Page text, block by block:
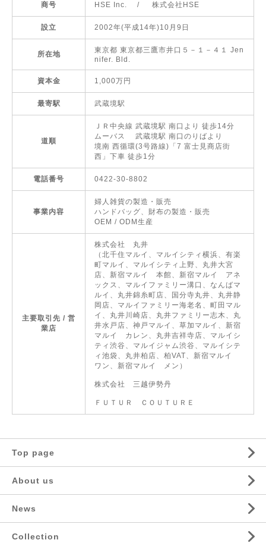
商号 HSE Inc. / 株式会社HSE
設立 2002年(平成14年)10月9日
所在地
東京都 東京都三鷹市井口５－１－４１ Jen
nifer. Bld.
資本金 1,000万円
最寄駅 武蔵境駅
道順
ＪＲ中央線 武蔵境駅 南口より 徒歩14分
ムーバス 武蔵境駅 南口のりばより
境南 西循環(3号路線)「7 富士見商店街
西」下車 徒歩1分
電話番号 0422-30-8802
事業内容
婦人雑貨の製造・販売
ハンドバッグ、財布の製造・販売
OEM / ODM生産
主要取引先 / 営
業店
株式会社 丸井
（北千住マルイ、マルイシティ横浜、有楽
町マルイ、マルイシティ上野、丸井大宮
店、新宿マルイ 本館、新宿マルイ アネ
ックス、マルイファミリー溝口、なんばマ
ルイ、丸井錦糸町店、国分寺丸井、丸井静
岡店、マルイファミリー海老名、町田マル
イ、丸井川崎店、丸井ファミリー志木、丸
井水戸店、神戸マルイ、草加マルイ、新宿
マルイ カレン、丸井吉祥寺店、マルイシ
ティ渋谷、マルイジャム渋谷、マルイシテ
ィ池袋、丸井柏店、柏VAT、新宿マルイ
ワン、新宿マルイ メン）
株式会社 三越伊勢丹
ＦＵＴＵＲ ＣＯＵＴＵＲＥ
Top page
About us
News
Collection